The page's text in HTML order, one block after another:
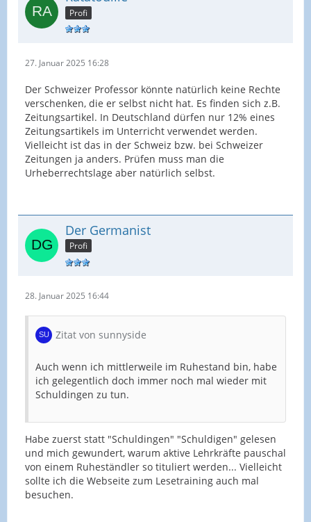
Profi
27. Januar 2025 16:28
Der Schweizer Professor könnte natürlich keine Rechte
verschenken, die er selbst nicht hat. Es finden sich z.B.
Zeitungsartikel. In Deutschland dürfen nur 12% eines
Zeitungsartikels im Unterricht verwendet werden.
Vielleicht ist das in der Schweiz bzw. bei Schweizer
Zeitungen ja anders. Prüfen muss man die
Urheberrechtslage aber natürlich selbst.
Der Germanist
Profi
28. Januar 2025 16:44
Zitat von sunnyside
Auch wenn ich mittlerweile im Ruhestand bin, habe
ich gelegentlich doch immer noch mal wieder mit
Schuldingen zu tun.
Habe zuerst statt "Schuldingen" "Schuldigen" gelesen
und mich gewundert, warum aktive Lehrkräfte pauschal
von einem Ruheständler so tituliert werden... Vielleicht
sollte ich die Webseite zum Lesetraining auch mal
besuchen.